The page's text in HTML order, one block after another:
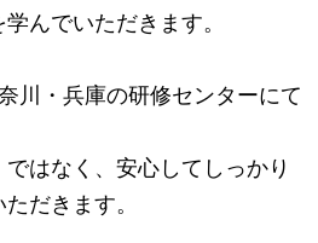
んでいただきます。
川・兵庫の研修センターにて
はなく、安心してしっかり
だきます。